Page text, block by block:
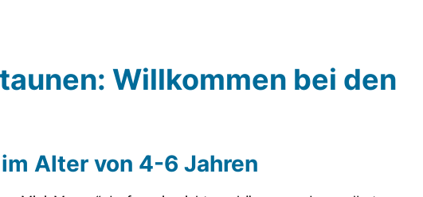
Willkommen bei den
Alter von 4-6 Jahren